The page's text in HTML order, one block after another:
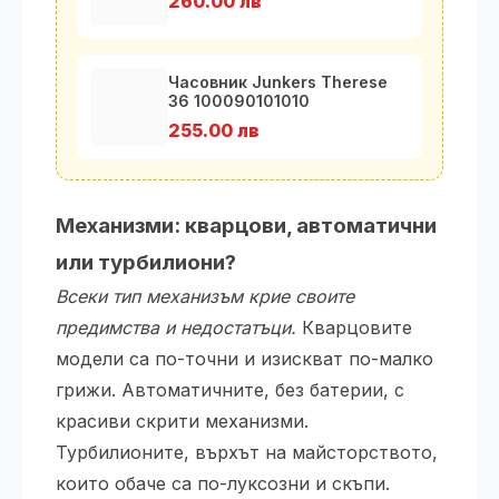
Часовник Junkers Therese
36 100090101010
255.00 лв
Механизми: кварцови, автоматични
или турбилиони?
Всеки тип механизъм крие своите
предимства и недостатъци. Кварцовите
модели са по-точни и изискват по-малко
грижи. Автоматичните, без батерии, с
красиви скрити механизми.
Турбилионите, върхът на майсторството,
които обаче са по-луксозни и скъпи.